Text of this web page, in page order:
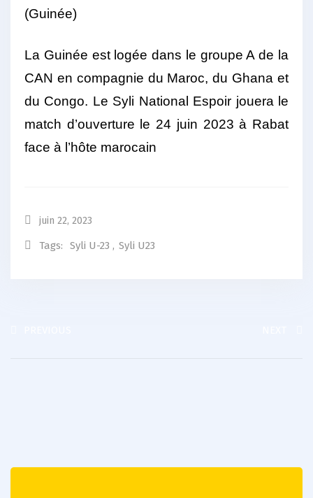
(Guinée)
La Guinée est logée dans le groupe A de la
CAN en compagnie du Maroc, du Ghana et
du Congo. Le Syli National Espoir jouera le
match d’ouverture le 24 juin 2023 à Rabat
face à l’hôte marocain
juin 22, 2023
Tags: Syli U-23 , Syli U23